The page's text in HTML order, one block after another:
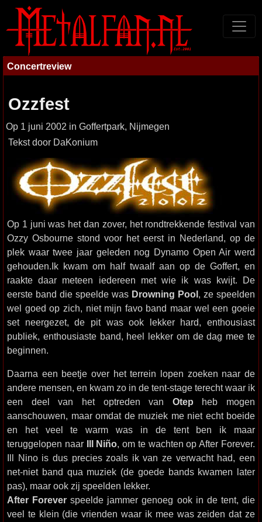
Concertreview
Ozzfest
Op 1 juni 2002 in Goffertpark, Nijmegen
Tekst door DaKonium
Op 1 juni was het dan zover, het rondtrekkende festival van
Ozzy Osbourne stond voor het eerst in Nederland, op de
plek waar twee jaar geleden nog Dynamo Open Air werd
gehouden.Ik kwam om half twaalf aan op de Goffert, en
raakte daar meteen iedereen met wie ik was kwijt. De
eerste band die speelde was Drowning Pool, ze speelden
wel goed op zich, niet mijn favo band maar wel een goeie
set neergezet, de pit was ook lekker hard, enthousiast
publiek, enthousiaste band, heel lekker om de dag mee te
beginnen.
Daarna een beetje over het terrein lopen zoeken naar de
andere mensen, en kwam zo in de tent-stage terecht waar ik
een deel van het optreden van Otep heb mogen
aanschouwen, maar omdat de muziek me niet echt boeide
en het veel te warm was in de tent ben ik maar
teruggelopen naar Ill Niño, om te wachten op After Forever.
Ill Nino is dus precies zoals ik van ze verwacht had, een
net-niet band qua muziek (de goede bands kwamen later
pas), maar ook zij speelden lekker.
After Forever speelde jammer genoeg ook in de tent, die
veel te klein (die vrienden waar ik mee was zeiden dat ze